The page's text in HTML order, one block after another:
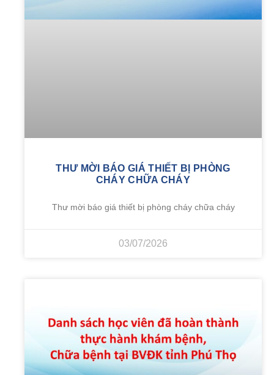
THƯ MỜI BÁO GIÁ THIẾT BỊ PHÒNG
CHÁY CHỮA CHÁY
Thư mời báo giá thiết bị phòng cháy chữa cháy
03/07/2026